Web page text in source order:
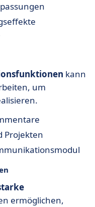
kann
um
Projekten
ermöglichen,